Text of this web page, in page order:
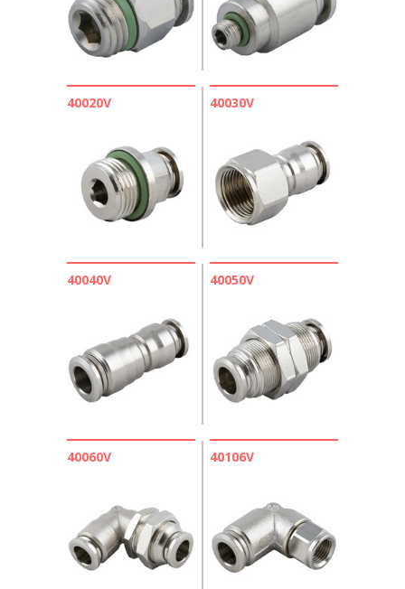
40020V 40030V
40040V 40050V
40060V 40106V